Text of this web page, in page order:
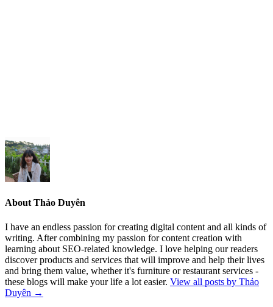
About Thảo Duyên
I have an endless passion for creating digital content and all kinds of
writing. After combining my passion for content creation with
learning about SEO-related knowledge. I love helping our readers
discover products and services that will improve and help their lives
and bring them value, whether it's furniture or restaurant services -
these blogs will make your life a lot easier. View all posts by Thảo
Duyên →